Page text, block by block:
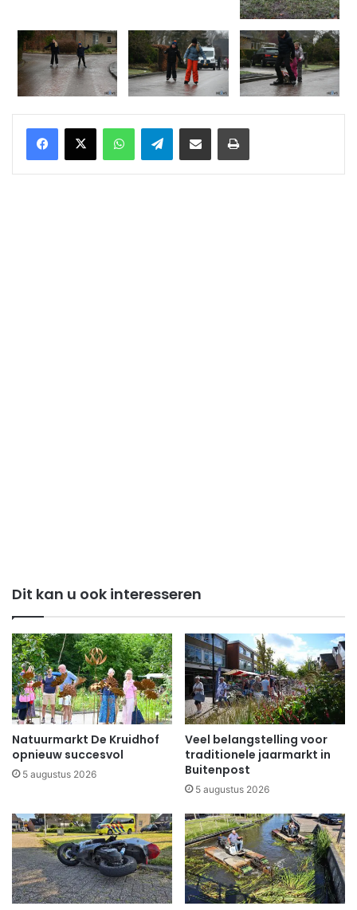
WhatsAppTelegramDelen via Email Print
Dit kan u ook interesseren
Natuurmarkt De Kruidhof
opnieuw succesvol
5 augustus 2026
Veel belangstelling voor
traditionele jaarmarkt in
Buitenpost
5 augustus 2026